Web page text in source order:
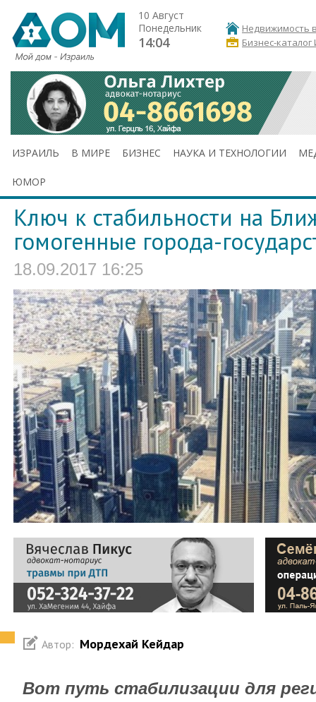
10 Август
Понедельник
14:04
Недвижимость
Бизнес-каталог
ИЗРАИЛЬ В МИРЕ БИЗНЕС НАУКА И ТЕХНОЛОГИИ
ЮМОР
Ключ к стабильности на
гомогенные города-
18.09.2017 16:25
Автор: Мордехай Кейдар
Вот путь стабилизации для